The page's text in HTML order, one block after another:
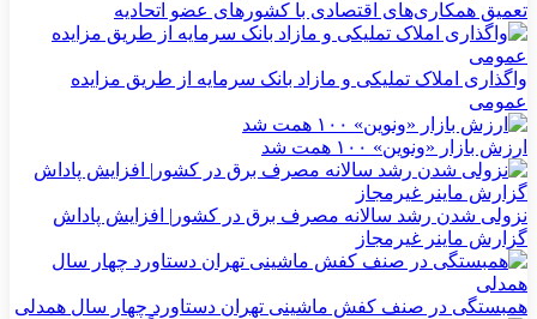
تعمیق همکاری‌های اقتصادی با کشورهای عضو اتحادیه
واگذاری املاک تملیکی و مازاد بانک سرمایه از طریق مزایده
عمومی
ارزش بازار «ونوین» ۱۰۰ همت شد
نزولی شدن رشد سالانه مصرف برق در کشور| افزایش پاداش
گزارش ماینر غیرمجاز
همبستگی در صنف کفش ماشینی تهران دستاورد چهار سال همدلی